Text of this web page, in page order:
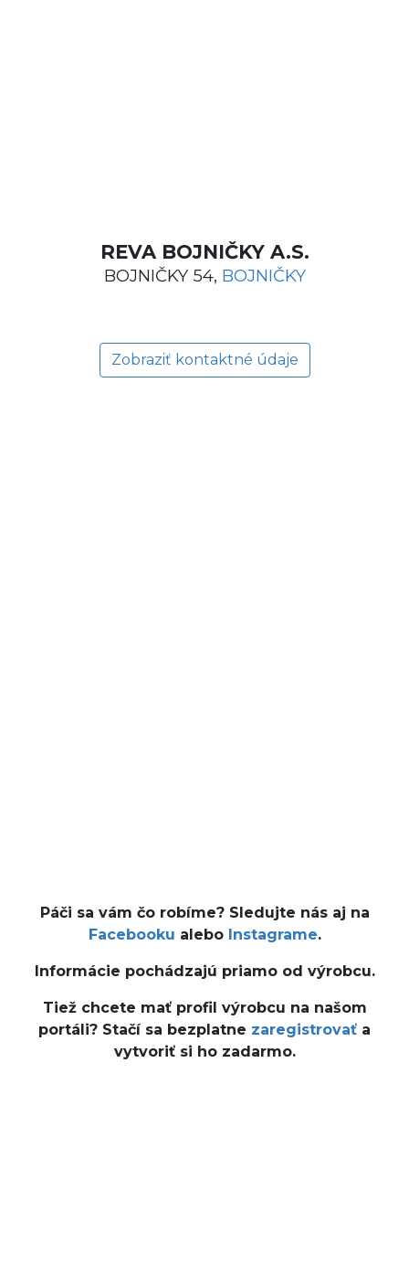
REVA BOJNIČKY A.S.
BOJNIČKY 54, BOJNIČKY
Zobraziť kontaktné údaje
Páči sa vám čo robíme? Sledujte nás aj na
Facebooku alebo Instagrame.
Informácie pochádzajú priamo od výrobcu.
Tiež chcete mať profil výrobcu na našom
portáli? Stačí sa bezplatne zaregistrovať a
vytvoriť si ho zadarmo.